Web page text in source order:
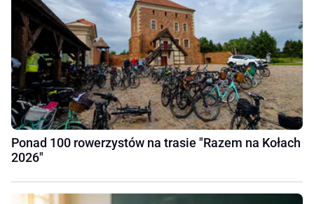
Ponad 100 rowerzystów na trasie "Razem na Kołach
2026"